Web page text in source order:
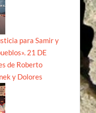
para Samir y
21 DE
de Roberto
y Dolores